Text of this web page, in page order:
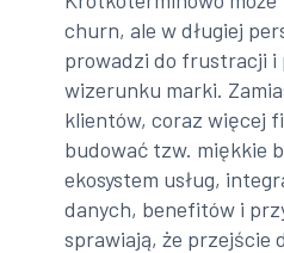
churn, ale w długiej
prowadzi do frustracji i
wizerunku marki.
klientów, coraz więcej
budować tzw. miękkie
ekosystem usług,
danych, benefitów i
sprawiają, że przejście